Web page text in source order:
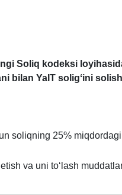
Soliq kodeksi
bilan YaIT soligʻini
soliqning 25%
va uni toʻlash